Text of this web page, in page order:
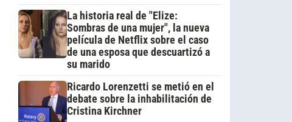
La historia real de "Elize:
Sombras de una mujer", la nueva
película de Netflix sobre el caso
de una esposa que descuartizó a
su marido
Ricardo Lorenzetti se metió en el
debate sobre la inhabilitación de
Cristina Kirchner